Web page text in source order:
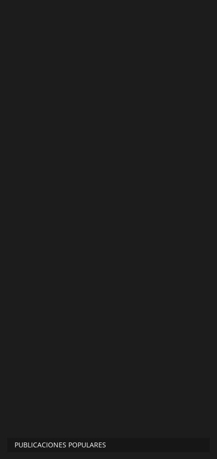
PUBLICACIONES POPULARES